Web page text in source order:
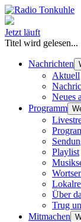
Jetzt läuft
Titel wird gelesen...
Nachrichten
Aktuell
Neues
Programm
Playlist
Über
Trug
Mitmachen